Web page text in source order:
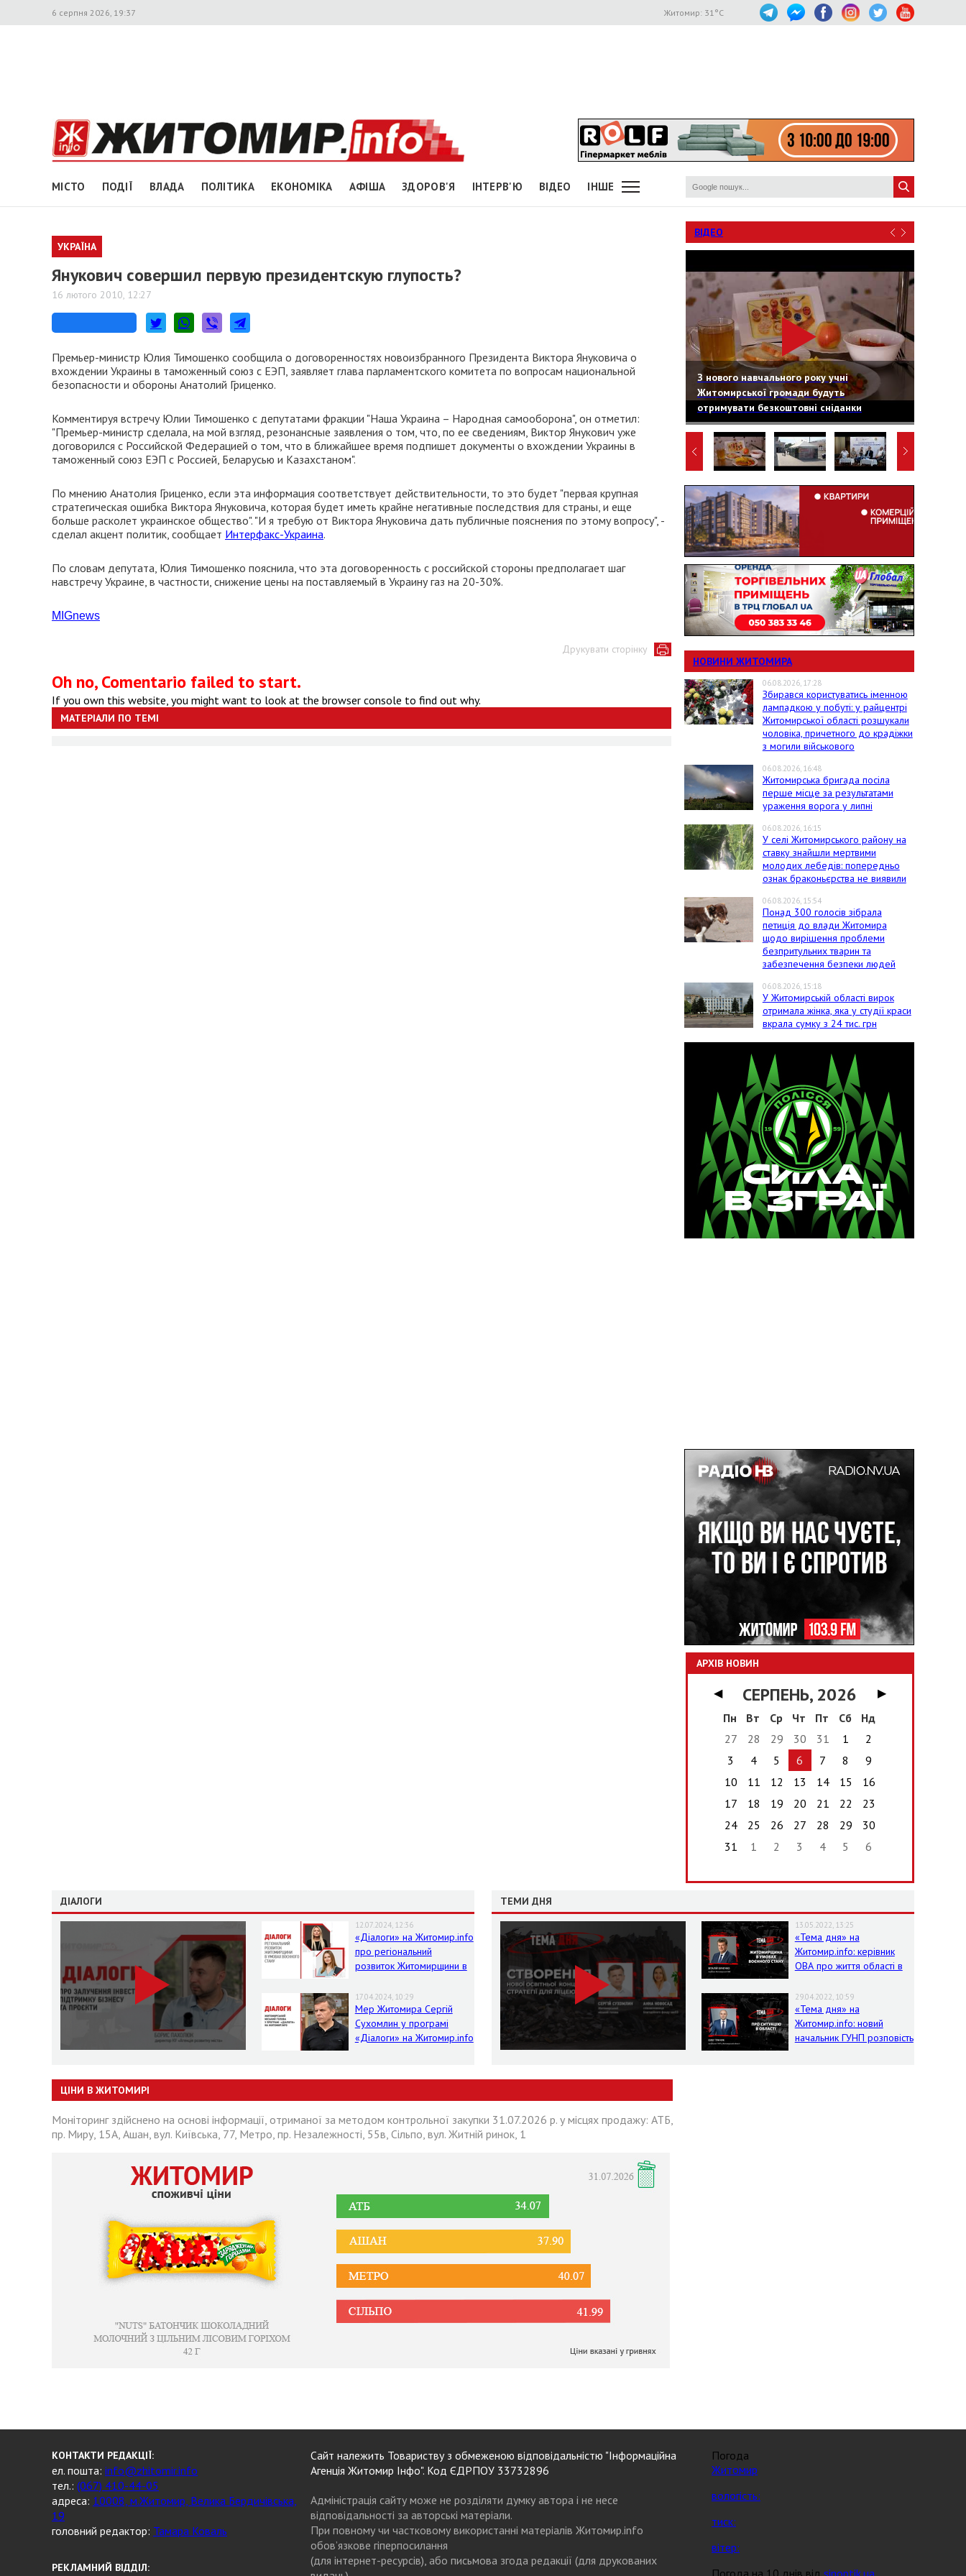
6 серпня 2026, 19:37 Житомир: 31°C
МІСТО ПОДІЇ ВЛАДА ПОЛІТИКА ЕКОНОМІКА АФІША ЗДОРОВ'Я ІНТЕРВ'Ю ВІДЕО ІНШЕ
УКРАЇНА
Янукович совершил первую президентскую глупость?
16 лютого 2010, 12:27
Премьер-министр Юлия Тимошенко сообщила о договоренностях новоизбранного Президента Виктора Януковича о
вхождении Украины в таможенный союз с ЕЭП, заявляет глава парламентского комитета по вопросам национальной
безопасности и обороны Анатолий Гриценко.
Комментируя встречу Юлии Тимошенко с депутатами фракции "Наша Украина – Народная самооборона", он отметил:
"Премьер-министр сделала, на мой взгляд, резонансные заявления о том, что, по ее сведениям, Виктор Янукович уже
договорился с Российской Федерацией о том, что в ближайшее время подпишет документы о вхождении Украины в
таможенный союз ЕЭП с Россией, Беларусью и Казахстаном".
По мнению Анатолия Гриценко, если эта информация соответствует действительности, то это будет "первая крупная
стратегическая ошибка Виктора Януковича, которая будет иметь крайне негативные последствия для страны, и еще
больше расколет украинское общество". "И я требую от Виктора Януковича дать публичные пояснения по этому вопросу", -
сделал акцент политик, сообщает Интерфакс-Украина.
По словам депутата, Юлия Тимошенко пояснила, что эта договоренность с российской стороны предполагает шаг
навстречу Украине, в частности, снижение цены на поставляемый в Украину газ на 20-30%.
М IGnews
Друкувати сторінку
Oh no, Comentario failed to start.
If you own this website, you might want to look at the browser console to find out why.
МАТЕРІАЛИ ПО ТЕМІ
ВІДЕО
З нового навчального року учні
Житомирської громади будуть
отримувати безкоштовні сніданки
НОВИНИ ЖИТОМИРА
06.08.2026, 17:28
Збирався користуватись іменною
лампадкою у побуті: у райцентрі
Житомирської області розшукали
чоловіка, причетного до крадіжки
з могили військового
06.08.2026, 16:48
Житомирська бригада посіла
перше місце за результатами
ураження ворога у липні
06.08.2026, 16:15
У селі Житомирського району на
ставку знайшли мертвими
молодих лебедів: попередньо
ознак браконьєрства не виявили
06.08.2026, 15:54
Понад 300 голосів зібрала
петиція до влади Житомира
щодо вирішення проблеми
безпритульних тварин та
забезпечення безпеки людей
06.08.2026, 15:18
У Житомирській області вирок
отримала жінка, яка у студії краси
вкрала сумку з 24 тис. грн
АРХІВ НОВИН
◀ СЕРПЕНЬ, 2026
▶
Пн
Вт Ср Чт Пт Сб
Нд
27
28 29 30 31 1
2
3
4 5 6 7 8
9
10
11 12 13 14 15
16
17
18 19 20 21 22
23
24
25 26 27 28 29
30
31
1 2 3 4 5 6
ДІАЛОГИ
12.07.2024, 12:36
«Діалоги» на Житомир.info
про регіональний
розвиток Житомирщини в
17.04.2024, 10:29
Мер Житомира Сергій
Сухомлин у програмі
«Діалоги» на Житомир.info
ТЕМИ ДНЯ
13.05.2022, 13:25
«Тема дня» на
Житомир.info: керівник
ОВА про життя області в
29.04.2022, 10:59
«Тема дня» на
Житомир.info: новий
начальник ГУНП розповість
ЦІНИ В ЖИТОМИРІ
Моніторинг здійснено на основі інформації, отриманої за методом контрольної закупки 31.07.2026 р. у місцях продажу: АТБ,
пр. Миру, 15А, Ашан, вул. Київська, 77, Метро, пр. Незалежності, 55в, Сільпо, вул. Житній ринок, 1
КОНТАКТИ РЕДАКЦІЇ:
ел. пошта: info@zhitomir.info
тел.: (067) 410-44-05
адреса: 10008, м.Житомир, Велика Бердичівська,
19
головний редактор: Тамара Коваль
РЕКЛАМНИЙ ВІДДІЛ:
Сайт належить Товариству з обмеженою відповідальністю "Інформаційна
Агенція Житомир Інфо". Код ЄДРПОУ 33732896
Адміністрація сайту може не розділяти думку автора і не несе
відповідальності за авторські матеріали.
При повному чи частковому використанні матеріалів Житомир.info
обов’язкове гіперпосилання
(для інтернет-ресурсів), або письмова згода редакції (для друкованих
Погода
Житомир
вологість:
тиск:
вітер:
Погода на 10 днів від sinoptik.ua